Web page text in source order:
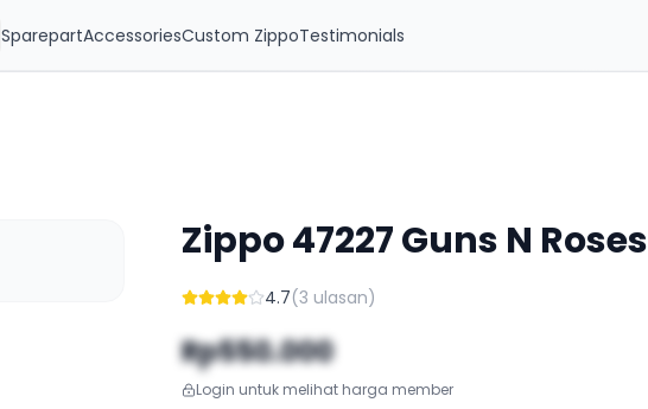
SparepartAccessoriesCustom ZippoTestimonials
Zippo47227Guns N Roses
4.7(3 ulasan)
Rp550.000
Login untuk melihat harga member